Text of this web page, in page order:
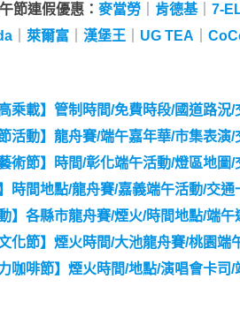
節連假優惠： 麥當勞 肯德基｜ 7-
萊爾富 漢堡王 UG TEA
乘載】管制時間/免費時段/國道路況
活動】龍舟賽/端午嘉年華/市集表演/
術節】時間/彰化端午活動/燈區地圖/
時間地點/龍舟賽/嘉義端午活動/交通
】各縣市龍舟賽/煙火/時間地點/端午
化節】煙火時間/大池龍舟賽/桃園端
咖啡節】煙火時間/地點/演唱會卡司/